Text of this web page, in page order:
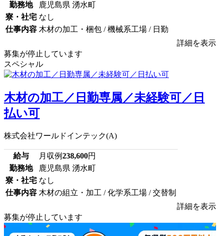
勤務地
鹿児島県 湧水町
寮・社宅 なし
仕事内容 木材の加工・梱包 / 機械系工場 / 日勤
詳細を表示
募集が停止しています
スペシャル
木材の加工／日勤専属／未経験可／日
払い可
株式会社ワールドインテック(A)
給与 月収例238,600円
勤務地
鹿児島県 湧水町
寮・社宅 なし
仕事内容 木材の組立・加工 / 化学系工場 / 交替制
詳細を表示
募集が停止しています